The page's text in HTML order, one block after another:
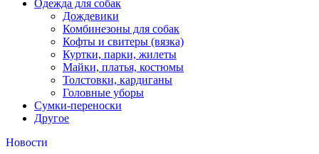
Одежда для собак
Дождевики
Комбинезоны для собак
Кофты и свитеры (вязка)
Куртки, парки, жилеты
Майки, платья, костюмы
Толстовки, кардиганы
Головные уборы
Сумки-переноски
Другое
Новости